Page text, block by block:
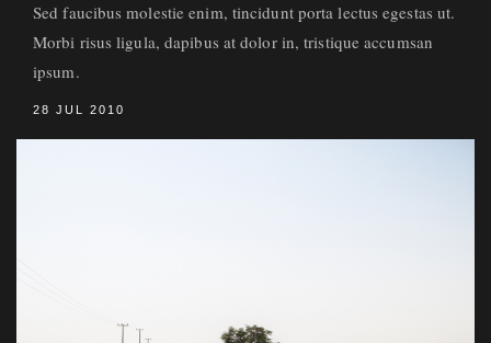
Sed faucibus molestie enim, tincidunt porta lectus egestas ut.
Morbi risus ligula, dapibus at dolor in, tristique accumsan
ipsum.
28 JUL 2010